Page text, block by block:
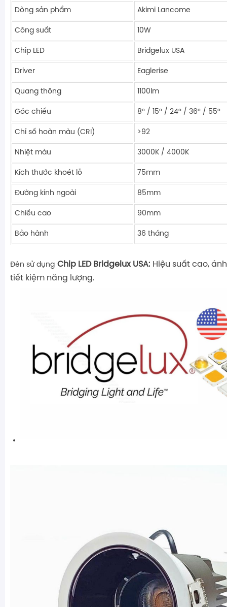
Dòng sản phẩm Akimi Lancome
Công suất 10W
Chip LED Bridgelux USA
Driver Eaglerise
Quang thông 1100lm
Góc chiếu 8° / 15° / 24° / 36° / 55°
Chỉ số hoàn màu (CRI) >92
Nhiệt màu 3000K / 4000K
Kích thước khoét lỗ 75mm
Đường kính ngoài 85mm
Chiều cao 90mm
Bảo hành 36 tháng
Đèn sử dụng Chip LED Bridgelux USA: Hiệu suất cao,
tiết kiệm năng lượng.